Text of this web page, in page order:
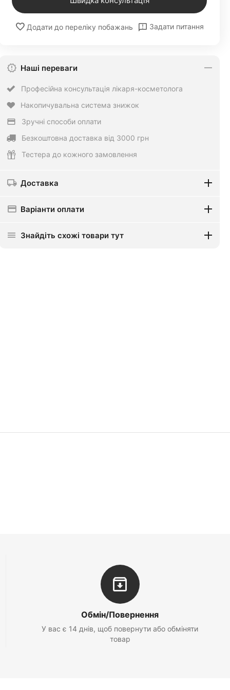
Додати до переліку побажань Задати питання
Наші переваги
Професійна консультація лікаря-косметолога
Накопичувальна система знижок
Зручні способи оплати
Безкоштовна доставка від 3000 грн
Тестера до кожного замовлення
Доставка
Варіанти оплати
Знайдіть схожі товари тут
Обмін/Повернення
У вас є 14 днів, щоб повернути або обміняти
товар